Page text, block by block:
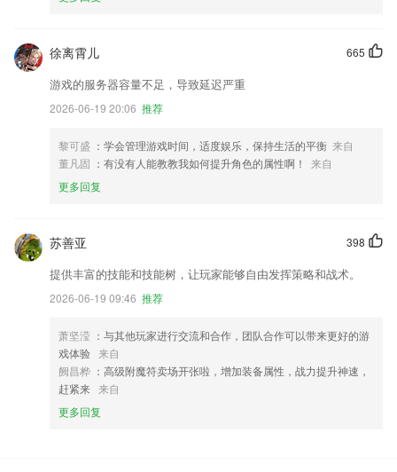
665
徐离霄儿
游戏的服务器容量不足，导致延迟严重
2026-06-19 20:06 推荐
黎可盛 ：学会管理游戏时间，适度娱乐，保持生活的平衡 来自
董凡固 ：有没有人能教教我如何提升角色的属性啊！
来自
更多回复
398
苏善亚
提供丰富的技能和技能树，让玩家能够自由发挥策略和战术。
2026-06-19 09:46 推荐
萧坚滢 ：与其他玩家进行交流和合作，团队合作可以带来更好的游
戏体验 来自
阙昌桦 ：高级附魔符卖场开张啦，增加装备属性，战力提升神速，
赶紧来 来自
更多回复